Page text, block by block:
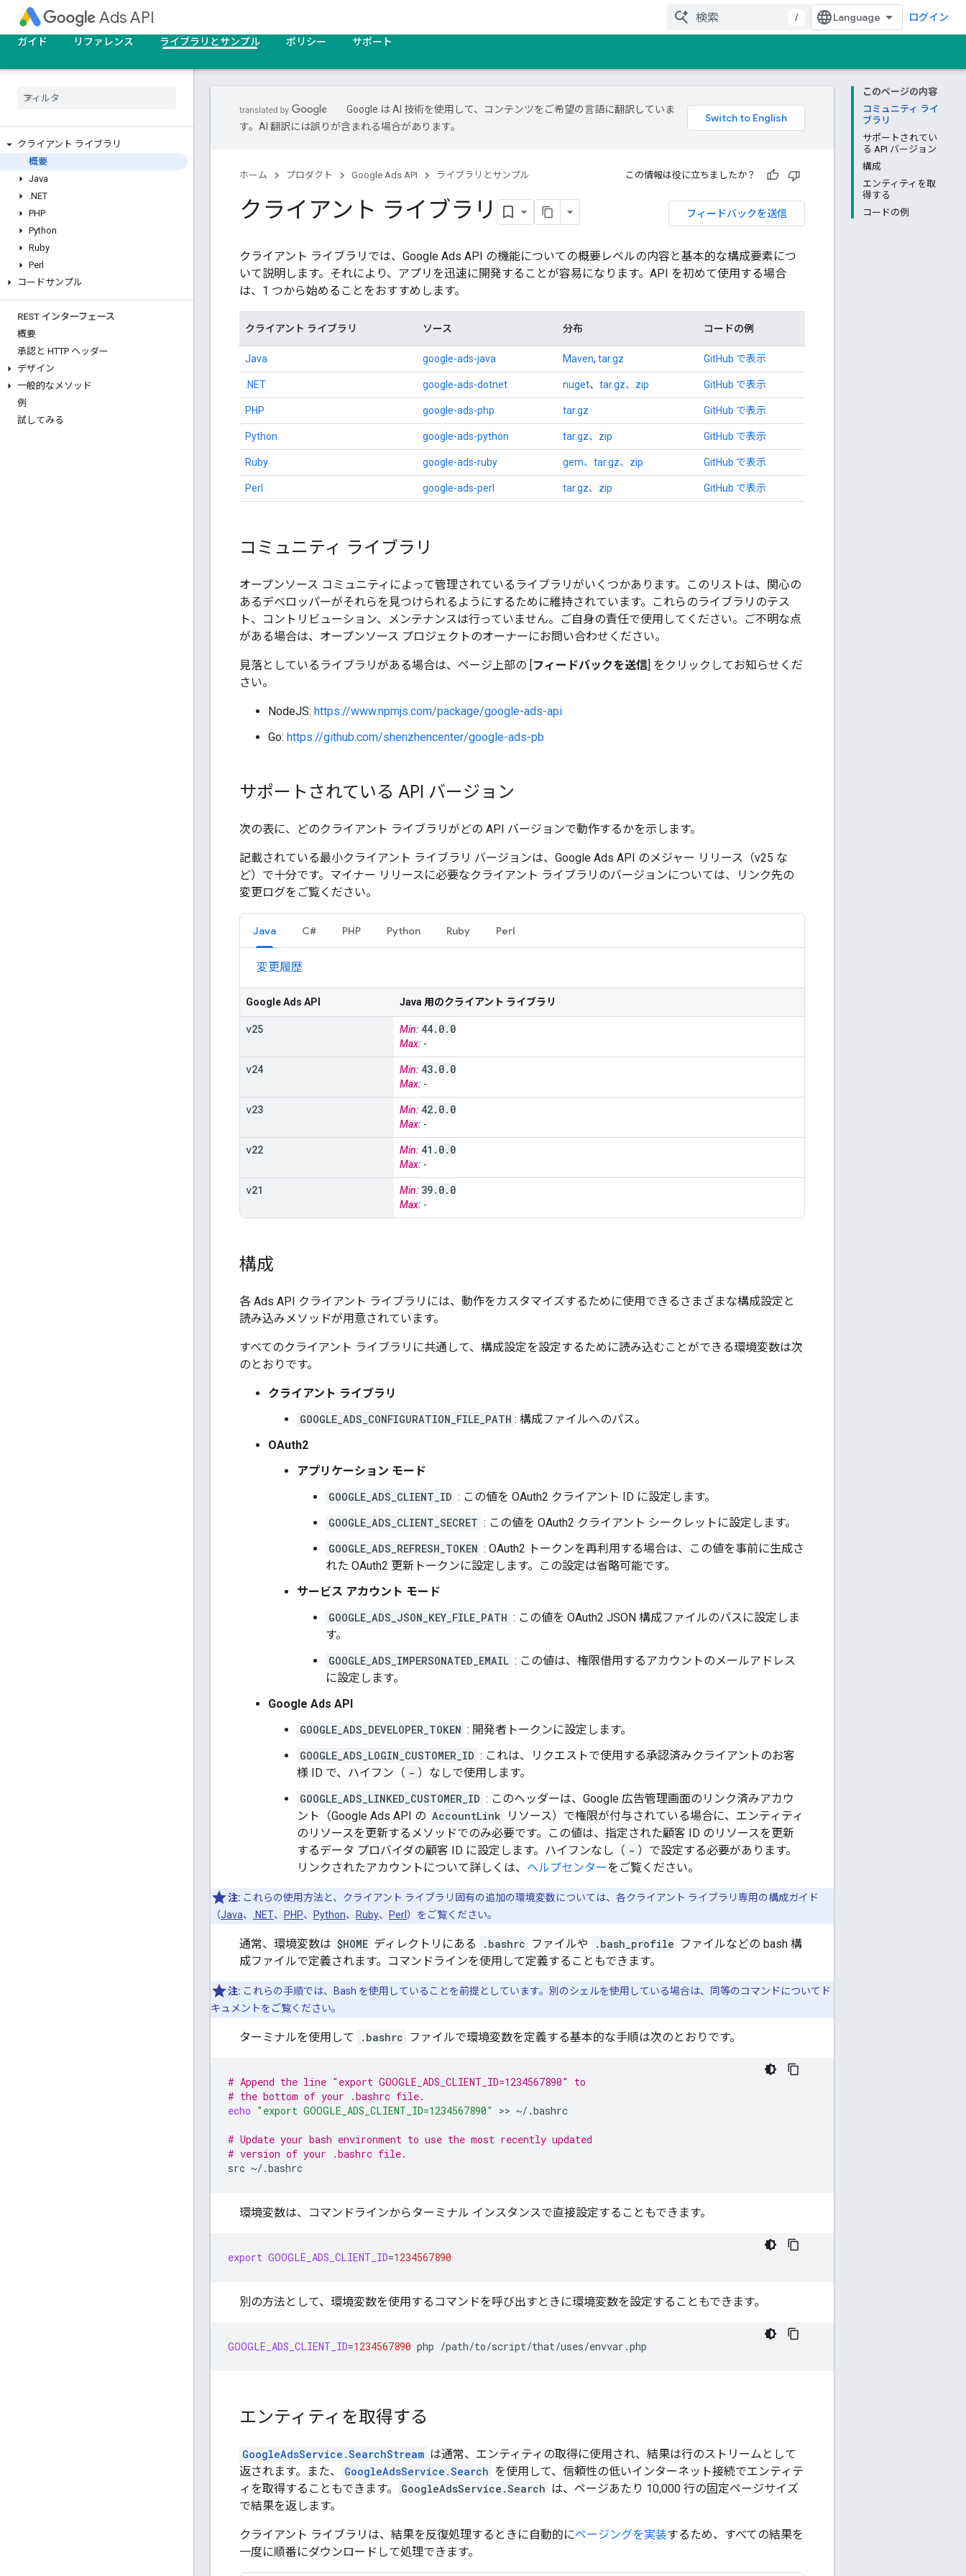
Ads API / ログイン
ガイド リファレンス ライブラリとサンプル ポリシー サポート
クライアント ライブラリ
概要
Java
.NET
PHP
Python
Ruby
Perl
コードサンプル
REST インターフェース
概要
承認と HTTP ヘッダー
デザイン
一般的なメソッド
例
試してみる
このページの内容
コミュニティ ライ
ブラリ
サポートされてい
る API バージョン
構成
エンティティを取
得する
コードの例
Google は AI 技術を使用して、コンテンツをご希望の言語に翻訳していま
す。AI 翻訳には誤りが含まれる場合があります。
ホーム プロダクト Google Ads API ライブラリとサンプル この情報は役に立ちましたか？
フィードバックを送信
クライアント ライブラリ
クライアント ライブラリでは、Google Ads API の機能についての概要レベルの内容と基本的な構成要素につ
いて説明します。それにより、アプリを迅速に開発することが容易になります。API を初めて使用する場合
は、1 つから始めることをおすすめします。
クライアント ライブラリ ソース 分布 コードの例
Java google-ads-java Maven, tar.gz GitHub で表示
.NET google-ads-dotnet nuget、 tar.gz、zip GitHub で表示
PHP google-ads-php tar.gz GitHub で表示
Python google-ads-python tar.gz、zip GitHub で表示
Ruby google-ads-ruby gem、tar.gz、zip GitHub で表示
Perl google-ads-perl tar.gz、zip GitHub で表示
コミュニティ ライブラリ
オープンソース コミュニティによって管理されているライブラリがいくつかあります。このリストは、関心の
あるデベロッパーがそれらを見つけられるようにするために維持されています。これらのライブラリのテス
ト、コントリビューション、メンテナンスは行っていません。ご自身の責任で使用してください。ご不明な点
がある場合は、オープンソース プロジェクトのオーナーにお問い合わせください。
見落としているライブラリがある場合は、ページ上部の [フィードバックを送信] をクリックしてお知らせくだ
さい。
NodeJS: https://www.npmjs.com/package/google-ads-api
Go: https://github.com/shenzhencenter/google-ads-pb
サポートされている API バージョン
次の表に、どのクライアント ライブラリがどの API バージョンで動作するかを示します。
記載されている最小クライアント ライブラリ バージョンは、Google Ads API のメジャー リリース（v25 な
ど）で十分です。マイナー リリースに必要なクライアント ライブラリのバージョンについては、リンク先の
変更ログをご覧ください。
Java C# PHP Python Ruby Perl
変更履歴
Google Ads API Java 用のクライアント ライブラリ
v25 Min: 44. 0. 0
Max: -
v24 Min: 43. 0. 0
Max: -
v23 Min: 42. 0. 0
Max: -
v22 Min: 41 . 0. 0
Max: -
v21 Min: 39. 0. 0
Max: -
構成
各 Ads API クライアント ライブラリには、動作をカスタマイズするために使用できるさまざまな構成設定と
読み込みメソッドが用意されています。
すべてのクライアント ライブラリに共通して、構成設定を設定するために読み込むことができる環境変数は次
のとおりです。
クライアント ライブラリ
GOOGLE_ADS_CONFIGURATION_FILE_PATH : 構成ファイルへのパス。
OAuth2
アプリケーション モード
GOOGLE_ADS_CLIENT_ID : この値を OAuth2 クライアント ID に設定します。
GOOGLE_ADS_CLIENT_SECRET : この値を OAuth2 クライアント シークレットに設定します。
GOOGLE_ADS_REFRESH_TOKEN : OAuth2 トークンを再利用する場合は、この値を事前に生成さ
れた OAuth2 更新トークンに設定します。この設定は省略可能です。
サービス アカウント モード
GOOGLE_ADS_JSON_KEY_FILE_PATH : この値を OAuth2 JSON 構成ファイルのパスに設定しま
す。
GOOGLE_ADS_IMPERSONATED_EMAIL : この値は、権限借用するアカウントのメールアドレス
に設定します。
Google Ads API
GOOGLE_ADS_DEVELOPER_TOKEN : 開発者トークンに設定します。
GOOGLE_ADS_LOGIN_CUSTOMER_ID : これは、リクエストで使用する承認済みクライアントのお客
様 ID で、ハイフン（ - ）なしで使用します。
GOOGLE_ADS_LINKED_CUSTOMER_ID : このヘッダーは、Google 広告管理画面のリンク済みアカウ
ント（Google Ads API の AccountLink
リソース）で権限が付与されている場合に、エンティティ
のリソースを更新するメソッドでのみ必要です。この値は、指定された顧客 ID のリソースを更新
するデータ プロバイダの顧客 ID に設定します。ハイフンなし（ - ）で設定する必要があります。
リンクされたアカウントについて詳しくは、 ヘルプセンターをご覧ください。
注: これらの使用方法と、クライアント ライブラリ固有の追加の環境変数については、各クライアント ライブラリ専用の構成ガイド
（Java、 .NET、 PHP、 Python、 Ruby、 Perl ）をご覧ください。
通常、環境変数は $HOME ディレクトリにある .bashrc ファイルや .bash_profile ファイルなどの bash 構
成ファイルで定義されます。コマンドラインを使用して定義することもできます。
注: これらの手順では、Bash を使用していることを前提としています。別のシェルを使用している場合は、同等のコマンドについてド
キュメントをご覧ください。
ターミナルを使用して .bashrc ファイルで環境変数を定義する基本的な手順は次のとおりです。
# Append the line "export GOOGLE_ADS_CLIENT_ID=1234567890" to
# the bottom of your .bashrc file.
echo "export GOOGLE_ADS_CLIENT_ID=1234567890" >> ~/.bashrc
# Update your bash environment to use the most recently updated
# version of your .bashrc file.
src
環境変数は、コマンドラインからターミナル インスタンスで直接設定することもできます。
export GOOGLE_ADS_CLIENT_ID=1234567890
別の方法として、環境変数を使用するコマンドを呼び出すときに環境変数を設定することもできます。
GOOGLE_ADS_CLIENT_ID=1234567890 php
エンティティを取得する
GoogleAdsService.SearchStream は通常、エンティティの取得に使用され、結果は行のストリームとして
返されます。また、
GoogleAdsService.Search を使用して、信頼性の低いインターネット接続でエンティテ
ィを取得することもできます。
GoogleAdsService.Search は、ページあたり 10,000 行の固定ページサイズ
で結果を返します。
クライアント ライブラリは、結果を反復処理するときに自動的にページングを実装するため、すべての結果を
一度に順番にダウンロードして処理できます。